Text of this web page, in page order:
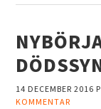
14 DECEMBER 2016
KOMMENTAR